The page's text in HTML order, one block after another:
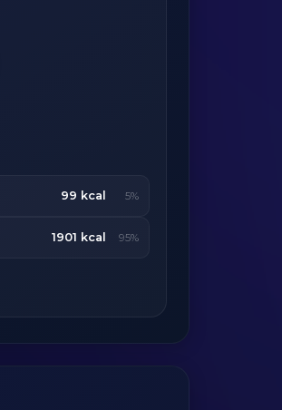
99 kcal 5%
1901 kcal 95%